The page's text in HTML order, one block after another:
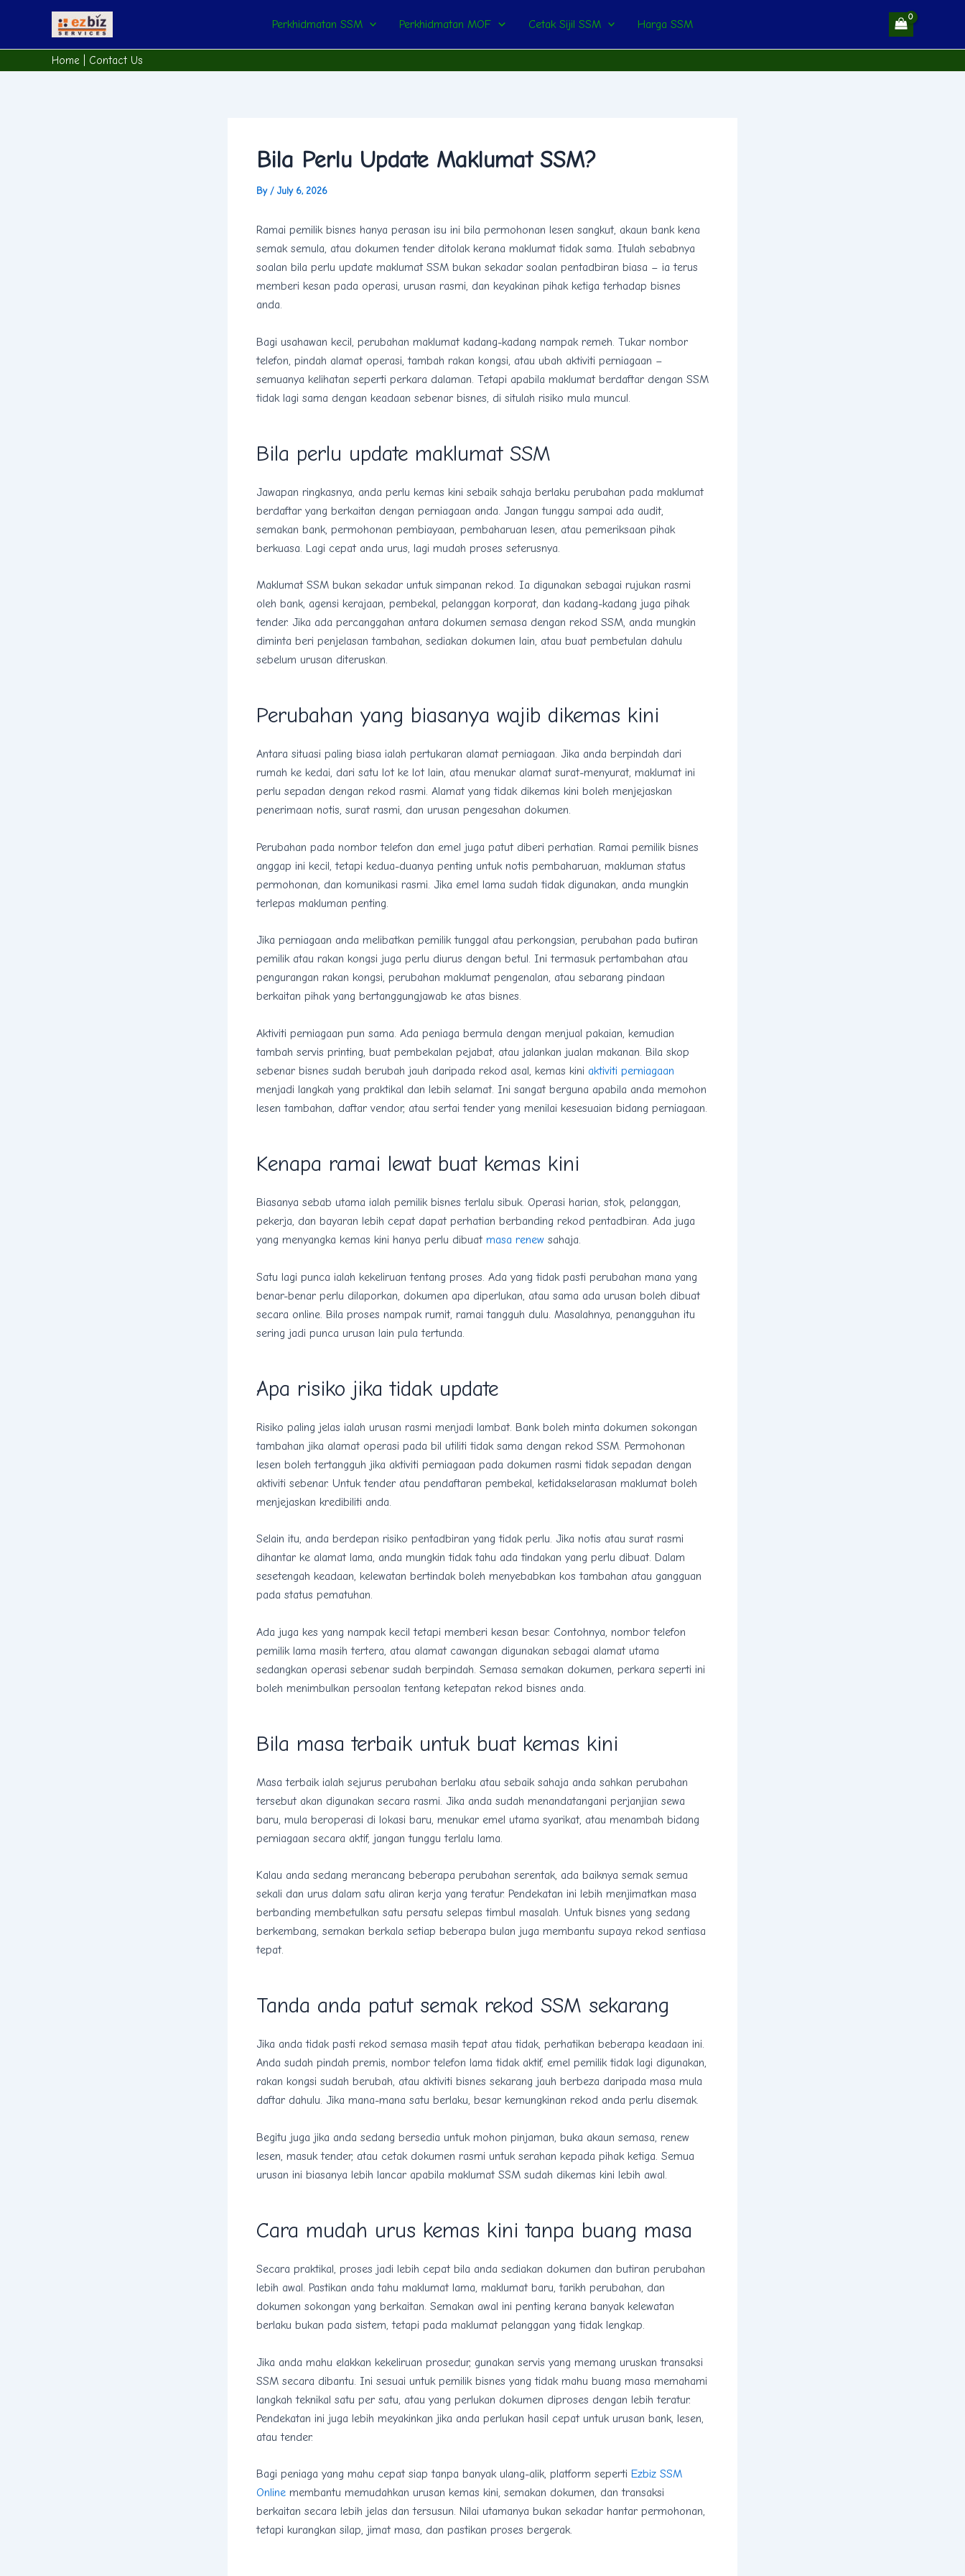
content
Perkhidmatan SSM Perkhidmatan MOF Cetak Sijil SSM Harga SSM
Home Contact Us
Bila Perlu Update Maklumat SSM?
By / July 6, 2026
Ramai pemilik bisnes hanya perasan isu ini bila permohonan lesen sangkut, akaun bank kena
semak semula, atau dokumen tender ditolak kerana maklumat tidak sama. Itulah sebabnya
soalan bila perlu update maklumat SSM bukan sekadar soalan pentadbiran biasa – ia terus
memberi kesan pada operasi, urusan rasmi, dan keyakinan pihak ketiga terhadap bisnes
anda.
Bagi usahawan kecil, perubahan maklumat kadang-kadang nampak remeh. Tukar nombor
telefon, pindah alamat operasi, tambah rakan kongsi, atau ubah aktiviti perniagaan –
semuanya kelihatan seperti perkara dalaman. Tetapi apabila maklumat berdaftar dengan SSM
tidak lagi sama dengan keadaan sebenar bisnes, di situlah risiko mula muncul.
Bila perlu update maklumat SSM
Jawapan ringkasnya, anda perlu kemas kini sebaik sahaja berlaku perubahan pada maklumat
berdaftar yang berkaitan dengan perniagaan anda. Jangan tunggu sampai ada audit,
semakan bank, permohonan pembiayaan, pembaharuan lesen, atau pemeriksaan pihak
berkuasa. Lagi cepat anda urus, lagi mudah proses seterusnya.
Maklumat SSM bukan sekadar untuk simpanan rekod. Ia digunakan sebagai rujukan rasmi
oleh bank, agensi kerajaan, pembekal, pelanggan korporat, dan kadang-kadang juga pihak
tender. Jika ada percanggahan antara dokumen semasa dengan rekod SSM, anda mungkin
diminta beri penjelasan tambahan, sediakan dokumen lain, atau buat pembetulan dahulu
sebelum urusan diteruskan.
Perubahan yang biasanya wajib dikemas kini
Antara situasi paling biasa ialah pertukaran alamat perniagaan. Jika anda berpindah dari
rumah ke kedai, dari satu lot ke lot lain, atau menukar alamat surat-menyurat, maklumat ini
perlu sepadan dengan rekod rasmi. Alamat yang tidak dikemas kini boleh menjejaskan
penerimaan notis, surat rasmi, dan urusan pengesahan dokumen.
Perubahan pada nombor telefon dan emel juga patut diberi perhatian. Ramai pemilik bisnes
anggap ini kecil, tetapi kedua-duanya penting untuk notis pembaharuan, makluman status
permohonan, dan komunikasi rasmi. Jika emel lama sudah tidak digunakan, anda mungkin
terlepas makluman penting.
Jika perniagaan anda melibatkan pemilik tunggal atau perkongsian, perubahan pada butiran
pemilik atau rakan kongsi juga perlu diurus dengan betul. Ini termasuk pertambahan atau
pengurangan rakan kongsi, perubahan maklumat pengenalan, atau sebarang pindaan
berkaitan pihak yang bertanggungjawab ke atas bisnes.
Aktiviti perniagaan pun sama. Ada peniaga bermula dengan menjual pakaian, kemudian
tambah servis printing, buat pembekalan pejabat, atau jalankan jualan makanan. Bila skop
sebenar bisnes sudah berubah jauh daripada rekod asal, kemas kini aktiviti perniagaan
menjadi langkah yang praktikal dan lebih selamat. Ini sangat berguna apabila anda memohon
lesen tambahan, daftar vendor, atau sertai tender yang menilai kesesuaian bidang perniagaan.
Kenapa ramai lewat buat kemas kini
Biasanya sebab utama ialah pemilik bisnes terlalu sibuk. Operasi harian, stok, pelanggan,
pekerja, dan bayaran lebih cepat dapat perhatian berbanding rekod pentadbiran. Ada juga
yang menyangka kemas kini hanya perlu dibuat masa renew sahaja.
Satu lagi punca ialah kekeliruan tentang proses. Ada yang tidak pasti perubahan mana yang
benar-benar perlu dilaporkan, dokumen apa diperlukan, atau sama ada urusan boleh dibuat
secara online. Bila proses nampak rumit, ramai tangguh dulu. Masalahnya, penangguhan itu
sering jadi punca urusan lain pula tertunda.
Apa risiko jika tidak update
Risiko paling jelas ialah urusan rasmi menjadi lambat. Bank boleh minta dokumen sokongan
tambahan jika alamat operasi pada bil utiliti tidak sama dengan rekod SSM. Permohonan
lesen boleh tertangguh jika aktiviti perniagaan pada dokumen rasmi tidak sepadan dengan
aktiviti sebenar. Untuk tender atau pendaftaran pembekal, ketidakselarasan maklumat boleh
menjejaskan kredibiliti anda.
Selain itu, anda berdepan risiko pentadbiran yang tidak perlu. Jika notis atau surat rasmi
dihantar ke alamat lama, anda mungkin tidak tahu ada tindakan yang perlu dibuat. Dalam
sesetengah keadaan, kelewatan bertindak boleh menyebabkan kos tambahan atau gangguan
pada status pematuhan.
Ada juga kes yang nampak kecil tetapi memberi kesan besar. Contohnya, nombor telefon
pemilik lama masih tertera, atau alamat cawangan digunakan sebagai alamat utama
sedangkan operasi sebenar sudah berpindah. Semasa semakan dokumen, perkara seperti ini
boleh menimbulkan persoalan tentang ketepatan rekod bisnes anda.
Bila masa terbaik untuk buat kemas kini
Masa terbaik ialah sejurus perubahan berlaku atau sebaik sahaja anda sahkan perubahan
tersebut akan digunakan secara rasmi. Jika anda sudah menandatangani perjanjian sewa
baru, mula beroperasi di lokasi baru, menukar emel utama syarikat, atau menambah bidang
perniagaan secara aktif, jangan tunggu terlalu lama.
Kalau anda sedang merancang beberapa perubahan serentak, ada baiknya semak semua
sekali dan urus dalam satu aliran kerja yang teratur. Pendekatan ini lebih menjimatkan masa
berbanding membetulkan satu persatu selepas timbul masalah. Untuk bisnes yang sedang
berkembang, semakan berkala setiap beberapa bulan juga membantu supaya rekod sentiasa
tepat.
Tanda anda patut semak rekod SSM sekarang
Jika anda tidak pasti rekod semasa masih tepat atau tidak, perhatikan beberapa keadaan ini.
Anda sudah pindah premis, nombor telefon lama tidak aktif, emel pemilik tidak lagi digunakan,
rakan kongsi sudah berubah, atau aktiviti bisnes sekarang jauh berbeza daripada masa mula
daftar dahulu. Jika mana-mana satu berlaku, besar kemungkinan rekod anda perlu disemak.
Begitu juga jika anda sedang bersedia untuk mohon pinjaman, buka akaun semasa, renew
lesen, masuk tender, atau cetak dokumen rasmi untuk serahan kepada pihak ketiga. Semua
urusan ini biasanya lebih lancar apabila maklumat SSM sudah dikemas kini lebih awal.
Cara mudah urus kemas kini tanpa buang masa
Secara praktikal, proses jadi lebih cepat bila anda sediakan dokumen dan butiran perubahan
lebih awal. Pastikan anda tahu maklumat lama, maklumat baru, tarikh perubahan, dan
dokumen sokongan yang berkaitan. Semakan awal ini penting kerana banyak kelewatan
berlaku bukan pada sistem, tetapi pada maklumat pelanggan yang tidak lengkap.
Jika anda mahu elakkan kekeliruan prosedur, gunakan servis yang memang uruskan transaksi
SSM secara dibantu. Ini sesuai untuk pemilik bisnes yang tidak mahu buang masa memahami
langkah teknikal satu per satu, atau yang perlukan dokumen diproses dengan lebih teratur.
Pendekatan ini juga lebih meyakinkan jika anda perlukan hasil cepat untuk urusan bank, lesen,
atau tender.
Bagi peniaga yang mahu cepat siap tanpa banyak ulang-alik, platform seperti Ezbiz SSM
Online membantu memudahkan urusan kemas kini, semakan dokumen, dan transaksi
berkaitan secara lebih jelas dan tersusun. Nilai utamanya bukan sekadar hantar permohonan,
tetapi kurangkan silap, jimat masa, dan pastikan proses bergerak.
navigation